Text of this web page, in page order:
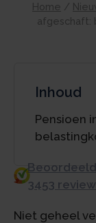
Home /
afgeschaft:
Inhoud
Pensioen
Beoordeeld
3453
Niet geheel